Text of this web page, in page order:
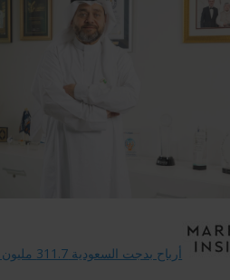
أرباح بدجت السعودية 311.7 مليون ريال (+12%) بنهاية عام 2024.